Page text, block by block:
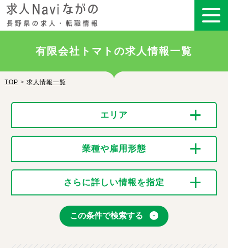
有限会社トマトの求人情報一覧
TOP > 求人情報一覧
エリア
業種や雇用形態
さらに詳しい情報を指定
この条件で検索する